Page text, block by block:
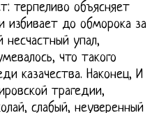
терпеливо объясняет
избивает до обморока за
упал,
что такого
казачества. Наконец, И
трагедии,
слабый, неуверенный